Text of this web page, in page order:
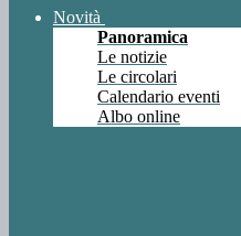
Novità
Panoramica
Le notizie
Le circolari
Calendario eventi
Albo online